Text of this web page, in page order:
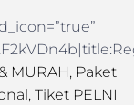
MURAH, Paket
Tiket PELNI